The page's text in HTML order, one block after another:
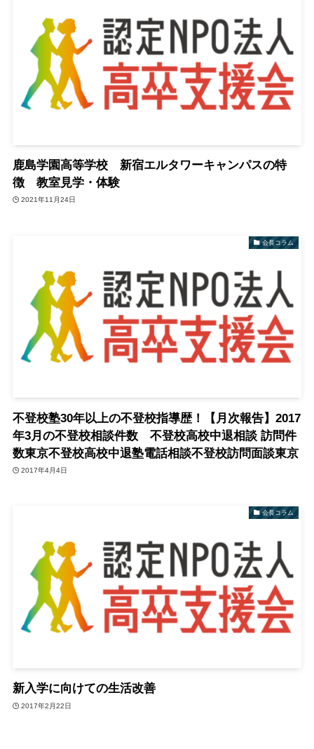
鹿島学園高等学校 新宿エルタワーキャンパスの特
徴 教室見学・体験
2021年11月24日
会長コラム
不登校塾30年以上の不登校指導歴！【月次報告】2017
年3月の不登校相談件数 不登校高校中退相談 訪問件
数東京不登校高校中退塾電話相談不登校訪問面談東京
2017年4月4日
会長コラム
新入学に向けての生活改善
2017年2月22日